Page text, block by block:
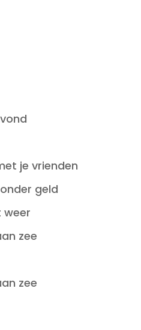
je vrienden
geld
zee
zee